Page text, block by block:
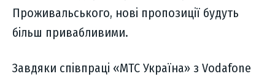
Проживальського, нові пропозиції будуть
більш привабливими.
Завдяки співпраці «МТС Україна» з Vodafone